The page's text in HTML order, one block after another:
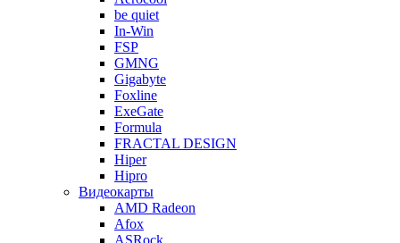
be quiet
In-Win
FSP
GMNG
Gigabyte
Foxline
ExeGate
Formula
FRACTAL DESIGN
Hiper
Hipro
Видеокарты
AMD Radeon
Afox